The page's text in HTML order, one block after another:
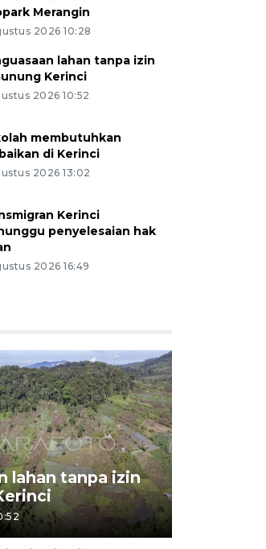
Merangin
2026 10:28
lahan tanpa izin
Kerinci
2026 10:52
membutuhkan
di Kerinci
2026 13:02
Kerinci
penyelesaian hak
2026 16:49
lahan tanpa izin